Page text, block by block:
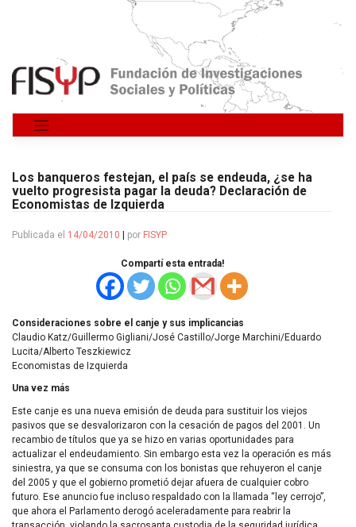
Saltar
Los banqueros festejan, el país se endeuda, ¿se ha
vuelto progresista pagar la deuda? Declaración de
Economistas de Izquierda
Publicada el 14/04/2010 por FISYP
Compartí esta entrada!
Consideraciones sobre el canje y sus implicancias
Claudio Katz/Guillermo Gigliani/José Castillo/Jorge Marchini/Eduardo
Lucita/Alberto Teszkiewicz
Economistas de Izquierda
Una vez más
Este canje es una nueva emisión de deuda para sustituir los viejos
pasivos que se desvalorizaron con la cesación de pagos del 2001. Un
recambio de títulos que ya se hizo en varias oportunidades para
actualizar el endeudamiento. Sin embargo esta vez la operación es más
siniestra, ya que se consuma con los bonistas que rehuyeron el canje
del 2005 y que el gobierno prometió dejar afuera de cualquier cobro
futuro. Ese anuncio fue incluso respaldado con la llamada “ley cerrojo”,
que ahora el Parlamento derogó aceleradamente para reabrir la